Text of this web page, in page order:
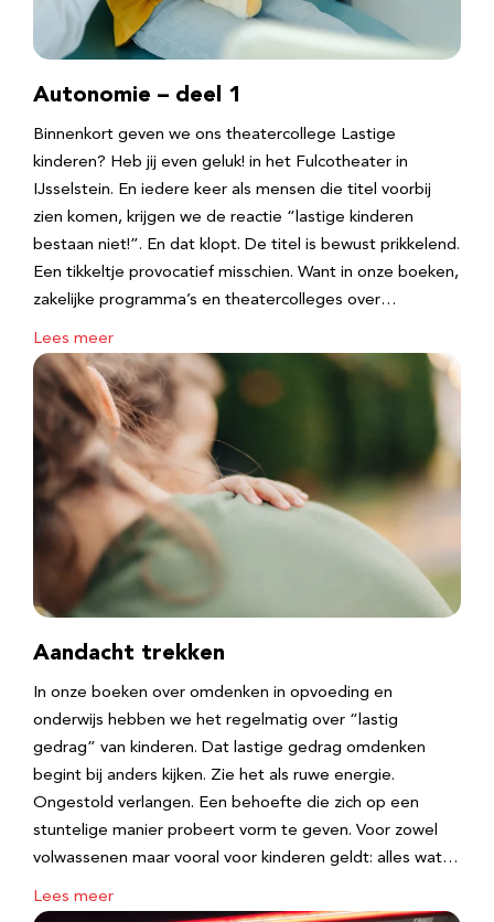
Autonomie – deel 1
Binnenkort geven we ons theatercollege Lastige
kinderen? Heb jij even geluk! in het Fulcotheater in
IJsselstein. En iedere keer als mensen die titel voorbij
zien komen, krijgen we de reactie “lastige kinderen
bestaan niet!”. En dat klopt. De titel is bewust prikkelend.
Een tikkeltje provocatief misschien. Want in onze boeken,
zakelijke programma’s en theatercolleges over…
Lees meer
Aandacht trekken
In onze boeken over omdenken in opvoeding en
onderwijs hebben we het regelmatig over “lastig
gedrag” van kinderen. Dat lastige gedrag omdenken
begint bij anders kijken. Zie het als ruwe energie.
Ongestold verlangen. Een behoefte die zich op een
stuntelige manier probeert vorm te geven. Voor zowel
volwassenen maar vooral voor kinderen geldt: alles wat…
Lees meer